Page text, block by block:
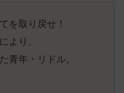
を取り戻せ！
より、
青年・リドル。